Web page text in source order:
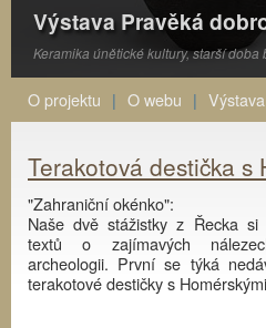
Výstava Pravěká
Keramika únětické kultury, starší doba
O projektu O webu Výstava
Terakotová destička s
"Zahraniční okénko":
Naše dvě stážistky z Řecka si
textů o zajímavých
archeologii. První se týká
terakotové destičky s